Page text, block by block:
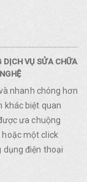
DỊCH VỤ SỬA CHỮA
nhanh chóng hơn
khác biệt quan
ưa chuộng
hoặc một click
dụng điện thoại